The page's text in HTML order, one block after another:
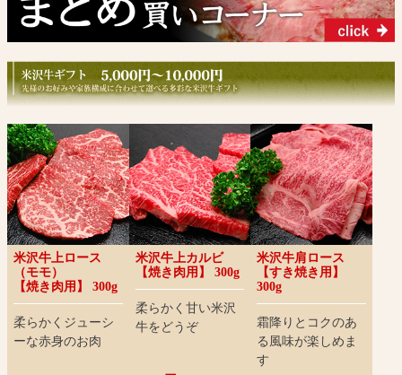
米沢牛上ロース
（モモ）
【焼き肉用】 300g
柔らかくジューシ
ーな赤身のお肉
米沢牛上カルビ
【焼き肉用】 300g
柔らかく甘い米沢
牛をどうぞ
米沢牛肩ロース
【すき焼き用】
300g
霜降りとコクのあ
る風味が楽しめま
す